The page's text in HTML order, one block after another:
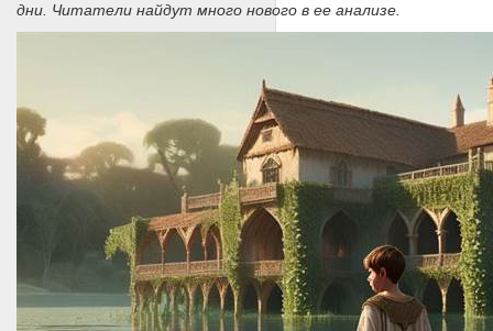
дни. Читатели найдут много нового в ее анализе.